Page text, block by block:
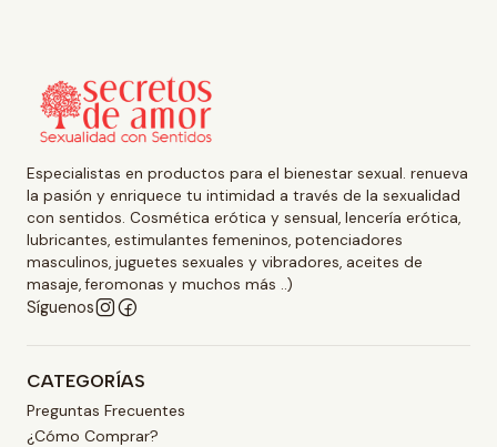
Especialistas en productos para el bienestar sexual. renueva
la pasión y enriquece tu intimidad a través de la sexualidad
con sentidos. Cosmética erótica y sensual, lencería erótica,
lubricantes, estimulantes femeninos, potenciadores
masculinos, juguetes sexuales y vibradores, aceites de
masaje, feromonas y muchos más ..)
Síguenos
CATEGORÍAS
Preguntas Frecuentes
¿Cómo Comprar?